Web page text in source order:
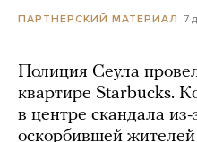
ПАРТНЕРСКИЙ МАТЕРИАЛ 7
Полиция Сеула
квартире Starbucks.
в центре скандала
оскорбившей